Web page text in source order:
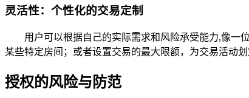
灵活性：个性化的交易定制
用户可以根据自己的实际需求和风险承受能力,像一
某些特定房间；或者设置交易的最大限额，为交易活动
授权的风险与防范